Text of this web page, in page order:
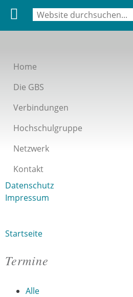
MENU
Home
Die GBS
Verbindungen
Hochschulgruppe
Netzwerk
Kontakt
Datenschutz
Impressum
Startseite
Termine
Alle
Suchformular
Suche